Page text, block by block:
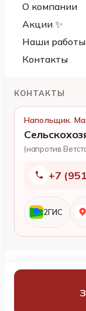
О компании
Акции ✨
Наши работы
Контакты
КОНТАКТЫ
Напольщик.
(напротив
+7
2ГИС